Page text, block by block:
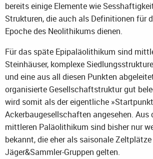
bereits einige Elemente wie
Strukturen, die auch als Definitionen für
Epoche des Neolithikums dienen.
Für das späte Epipaläolithikum sind
Steinhäuser, komplexe
und eine aus all diesen Punkten
organisierte Gesellschaftstruktur gut
wird somit als der eigentliche
Ackerbaugesellschaften angesehen. Aus
mittleren Paläolithikum sind bisher nur
bekannt, die eher als saisonale
Jäger&Sammler-Gruppen gelten.